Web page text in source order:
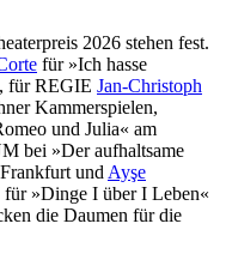
2026 stehen fest.
für »Ich hasse
für REGIE Jan-Christoph
Kammerspielen,
und Julia« am
bei »Der aufhaltsame
undAyşe
»Dinge I über I Leben«
die Daumen für die